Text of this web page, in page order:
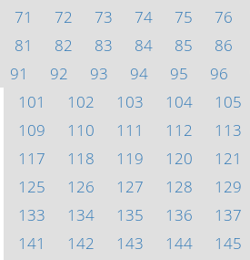
71
72 73 74 75 76
81
82 83 84 85 86
91
92 93 94 95 96
101
102 103 104 105
109
110 111 112 113
117
118 119 120 121
125
126 127 128 129
133
134 135 136 137
141
142 143 144 145